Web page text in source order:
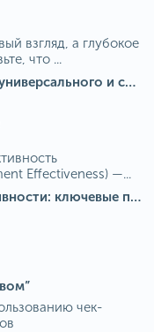
взгляд, а глубокое
что ...
Алгоритм расчета ОЕЕ как самого универсального и современного показателя эффективности оборудования в мире
Effectiveness) —...
Измерение операционной эффективности: ключевые показатели для непрерывного совершенствования
чек-